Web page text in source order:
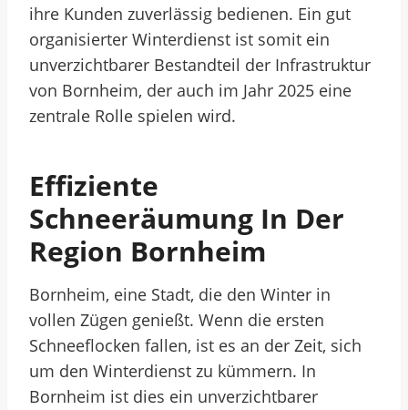
ihre Kunden zuverlässig bedienen. Ein gut
organisierter Winterdienst ist somit ein
unverzichtbarer Bestandteil der Infrastruktur
von Bornheim, der auch im Jahr 2025 eine
zentrale Rolle spielen wird.
Effiziente
Schneeräumung In Der
Region Bornheim
Bornheim, eine Stadt, die den Winter in
vollen Zügen genießt. Wenn die ersten
Schneeflocken fallen, ist es an der Zeit, sich
um den Winterdienst zu kümmern. In
Bornheim ist dies ein unverzichtbarer